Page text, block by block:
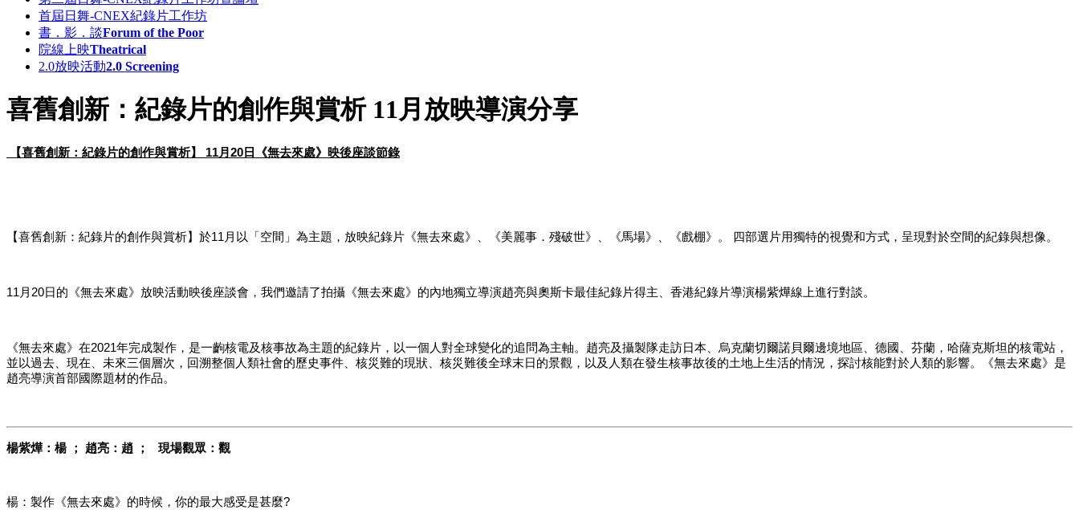
首屆日舞-CNEX紀錄片工作坊
書．影．談Forum of the Poor
院線上映Theatrical
2.0放映活動2.0 Screening
喜舊創新：紀錄片的創作與賞析 11月放映導演分享
【喜舊創新：紀錄片的創作與賞析】 11月20日《無去來處》映後座談節錄
【喜舊創新：紀錄片的創作與賞析】於11月以「空間」為主題，放映紀錄片《無去來處》、《美麗事．殘破世》、《馬場》、《戲棚》。 四部選片用獨特的視覺和方式，呈現對於空間的紀錄與想像。
11月20日的《無去來處》放映活動映後座談會，我們邀請了拍攝《無去來處》的內地獨立導演趙亮與奧斯卡最佳紀錄片得主、香港紀錄片導演楊紫燁線上進行對談。
《無去來處》在2021年完成製作，是一齣核電及核事故為主題的紀錄片，以一個人對全球變化的追問為主軸。趙亮及攝製隊走訪日本、烏克蘭切爾諾貝爾邊境地區、德國、芬蘭，哈薩克斯坦的核電站，
並以過去、現在、未來三個層次，回溯整個人類社會的歷史事件、核災難的現狀、核災難後全球末日的景觀，以及人類在發生核事故後的土地上生活的情況，探討核能對於人類的影響。《無去來處》是
趙亮導演首部國際題材的作品。
楊紫燁：楊 ； 趙亮：趙 ； 現場觀眾：觀
楊：製作《無去來處》的時候，你的最大感受是甚麼?